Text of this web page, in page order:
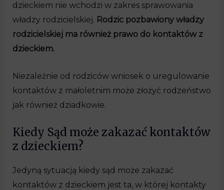
dzieckiem nie wchodzi w zakres sprawowania
władzy rodzicielskiej. Rodzic pozbawiony władzy
rodzicielskiej ma również prawo do kontaktów z
dzieckiem.
Niezależnie od rodziców wniosek o uregulowanie
kontaktów z małoletnim może złożyć rodzeństwo
jak również dziadkowie.
Kiedy Sąd może zakazać kontaktów
z dzieckiem?
Jedyną sytuacją kiedy sąd może zakazać
kontaktów z dzieckiem jest ta, w której kontakty